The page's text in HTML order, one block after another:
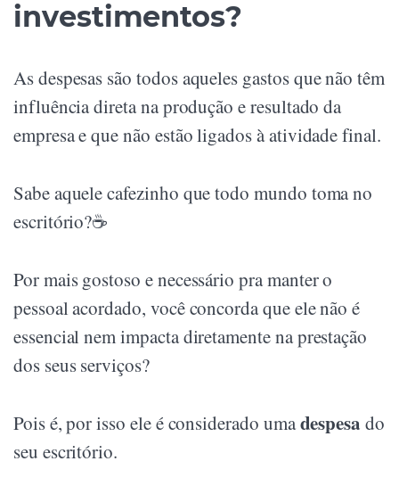
investimentos?
As despesas são todos aqueles gastos que não têm
influência direta na produção e resultado da
empresa e que não estão ligados à atividade final.
Sabe aquele cafezinho que todo mundo toma no
escritório?☕
Por mais gostoso e necessário pra manter o
pessoal acordado, você concorda que ele não é
essencial nem impacta diretamente na prestação
dos seus serviços?
Pois é, por isso ele é considerado umadespesa do
seu escritório.